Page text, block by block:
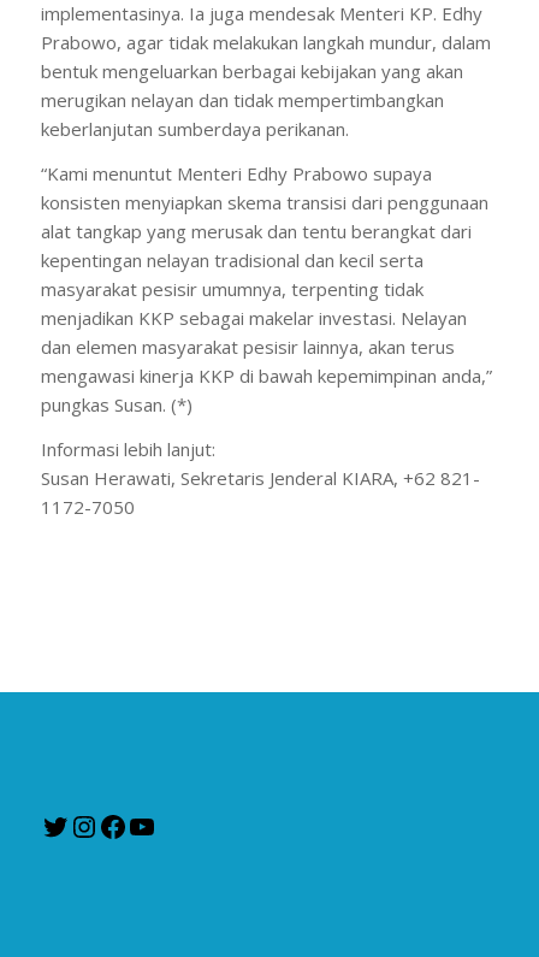
implementasinya. Ia juga mendesak Menteri KP. Edhy
Prabowo, agar tidak melakukan langkah mundur, dalam
bentuk mengeluarkan berbagai kebijakan yang akan
merugikan nelayan dan tidak mempertimbangkan
keberlanjutan sumberdaya perikanan.
“Kami menuntut Menteri Edhy Prabowo supaya
konsisten menyiapkan skema transisi dari penggunaan
alat tangkap yang merusak dan tentu berangkat dari
kepentingan nelayan tradisional dan kecil serta
masyarakat pesisir umumnya, terpenting tidak
menjadikan KKP sebagai makelar investasi. Nelayan
dan elemen masyarakat pesisir lainnya, akan terus
mengawasi kinerja KKP di bawah kepemimpinan anda,”
pungkas Susan. (*)
Informasi lebih lanjut:
Susan Herawati, Sekretaris Jenderal KIARA, +62 821-
1172-7050
TwitterInstagram
Facebook